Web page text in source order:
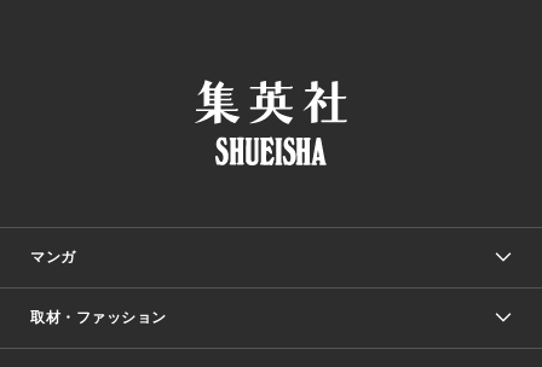
マンガ
少年マンガ
取材・ファッション